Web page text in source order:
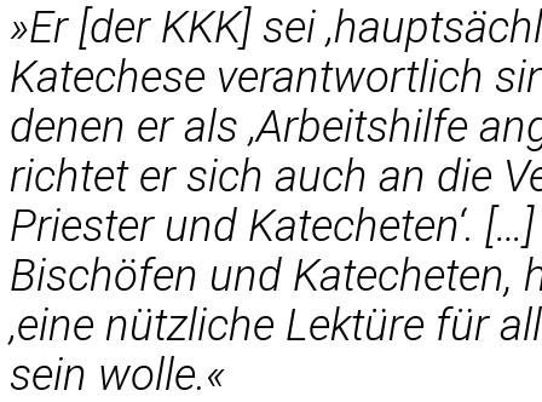
»Er [der KKK] sei
Katechese verantwortlich
denen er als ‚Arbeitshilfe
richtet er sich auch an die
Priester und Katecheten‘.
Bischöfen und Katecheten,
‚eine nützliche Lektüre für
sein wolle.«